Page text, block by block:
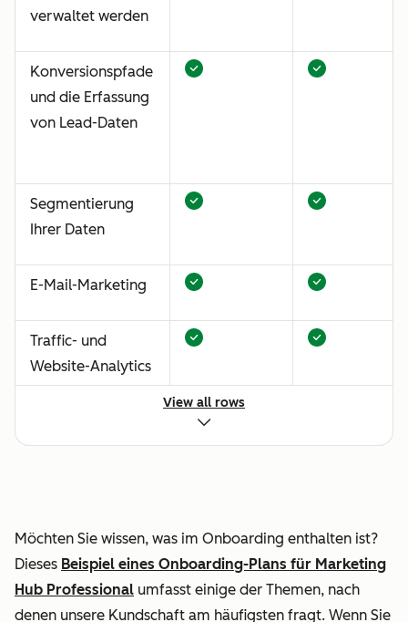
verwaltet werden
Konversionspfade
und die Erfassung
von Lead-Daten
Segmentierung
Ihrer Daten
E-Mail-Marketing
Traffic- und
Website-Analytics
Lead-Nurturing
und der
Zuweisung von
View all rows
Möchten Sie wissen, was im Onboarding enthalten ist?
Dieses Beispiel eines Onboarding-Plans für Marketing
Hub Professional umfasst einige der Themen, nach
denen unsere Kundschaft am häufigsten fragt. Wenn Sie